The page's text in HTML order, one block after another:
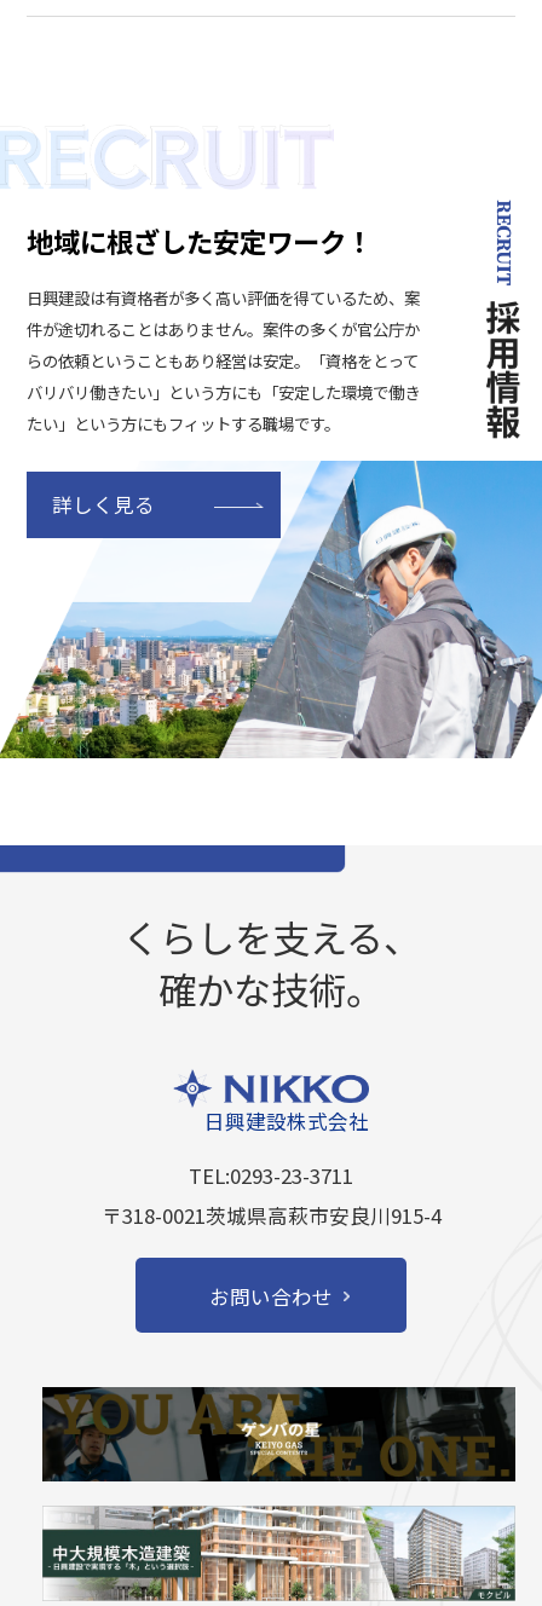
地域に根ざした安定ワーク！
日興建設は有資格者が多く高い評価を得ているため、案
件が途切れることはありません。案件の多くが官公庁か
らの依頼ということもあり経営は安定。「資格をとって
バリバリ働きたい」という方にも「安定した環境で働き
たい」という方にもフィットする職場です。
詳しく見る
くらしを支える、
確かな技術。
日興建設株式会社
TEL:0293-23-3711
〒318-0021茨城県高萩市安良川915-4
お問い合わせ